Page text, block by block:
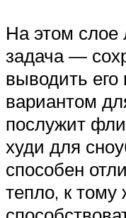
На этом слое
задача —
выводить
вариантом
послужит
худи для
способен
тепло, к тому